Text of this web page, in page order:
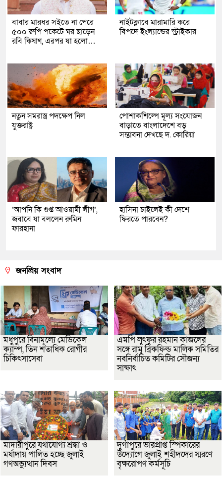
বাবার মারধর সইতে না পেরে
৫০০ রুপি পকেটে ঘর ছাড়েন
রবি কিষাণ, এরপর যা হলো…
নাইটক্লাবে মারামারি করে
বিপদে ইংল্যান্ডের স্ট্রাইকার
নতুন সমরাস্ত্র পদক্ষেপ নিল
যুক্তরাষ্ট্র
পোশাকশিল্পে মূল্য সংযোজন
বাড়াতে বাংলাদেশে বড়
সম্ভাবনা দেখছে দ. কোরিয়া
‘আপনি কি গুপ্ত আওয়ামী লীগ’,
জবাবে যা বললেন রুমিন
ফারহানা
হাসিনা চাইলেই কী দেশে
ফিরতে পারবেন?
জনপ্রিয় সংবাদ
মধুপুরে বিনামূল্যে মেডিকেল
ক্যাম্প, তিন শতাধিক রোগীর
চিকিৎসাসেবা
এমপি লুৎফুর রহমান কাজলের
সঙ্গে রামু ব্রিকফিল্ড মালিক সমিতির
নবনির্বাচিত কমিটির সৌজন্য
সাক্ষাৎ
মাদারীপুরে যথাযোগ্য শ্রদ্ধা ও
মর্যাদায় পালিত হচ্ছে জুলাই
গণঅভ্যুত্থান দিবস
দুর্গাপুরে ভারপ্রাপ্ত স্পিকারের
উদ্যোগে জুলাই শহীদদের স্মরণে
বৃক্ষরোপণ কর্মসূচি